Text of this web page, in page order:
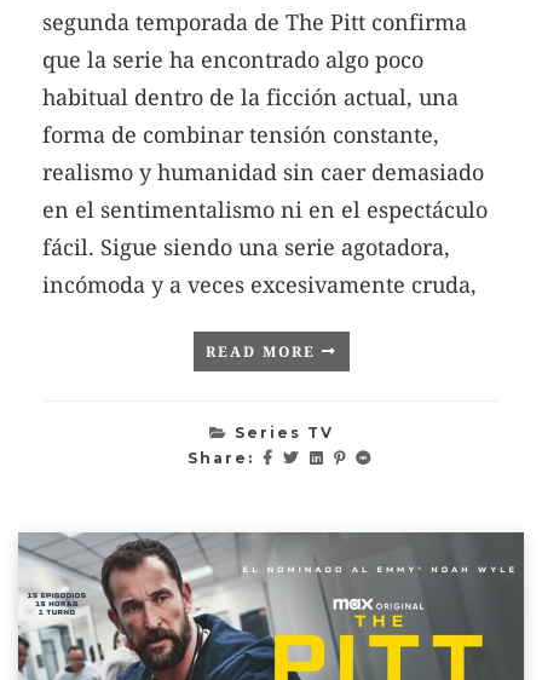
segunda temporada de The Pitt confirma
que la serie ha encontrado algo poco
habitual dentro de la ficción actual, una
forma de combinar tensión constante,
realismo y humanidad sin caer demasiado
en el sentimentalismo ni en el espectáculo
fácil. Sigue siendo una serie agotadora,
incómoda y a veces excesivamente cruda,
READ MORE
Series TV
Share: